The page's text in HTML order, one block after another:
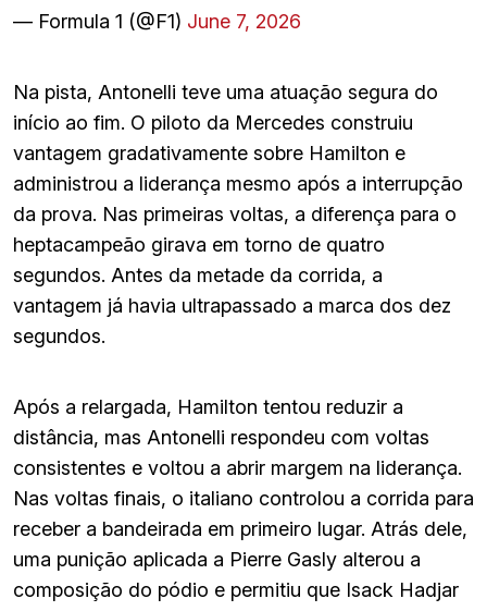
— Formula 1 (@F1) June 7, 2026
Na pista, Antonelli teve uma atuação segura do
início ao fim. O piloto da Mercedes construiu
vantagem gradativamente sobre Hamilton e
administrou a liderança mesmo após a interrupção
da prova. Nas primeiras voltas, a diferença para o
heptacampeão girava em torno de quatro
segundos. Antes da metade da corrida, a
vantagem já havia ultrapassado a marca dos dez
segundos.
Após a relargada, Hamilton tentou reduzir a
distância, mas Antonelli respondeu com voltas
consistentes e voltou a abrir margem na liderança.
Nas voltas finais, o italiano controlou a corrida para
receber a bandeirada em primeiro lugar. Atrás dele,
uma punição aplicada a Pierre Gasly alterou a
composição do pódio e permitiu que Isack Hadjar